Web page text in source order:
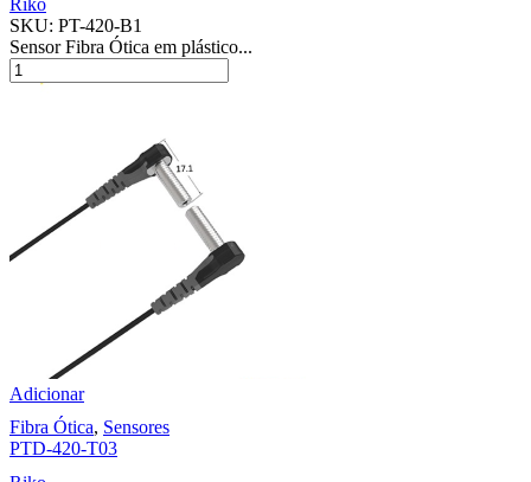
SKU: PT-420-B1
Sensor Fibra Ótica em plástico...
Adicionar
Fibra Ótica, Sensores
PTD-420-T03